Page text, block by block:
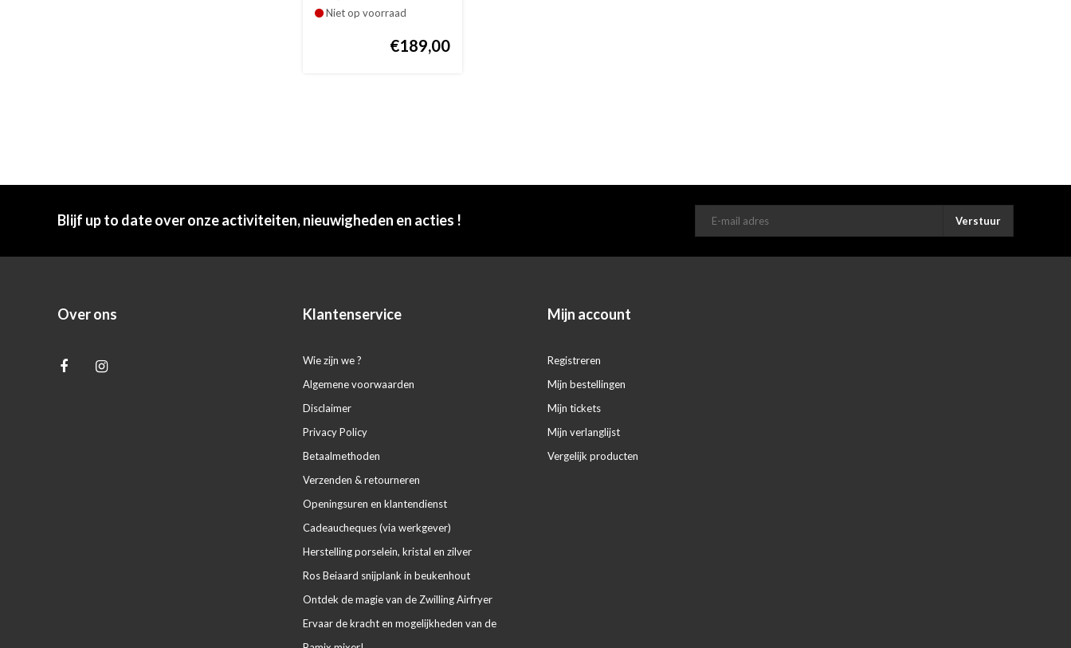
Gesc...
Niet op voorraad
€189,00
Blijf up to date over onze activiteiten, nieuwigheden en acties ! Verstuur
Over ons Klantenservice
Wie zijn we ?
Algemene voorwaarden
Disclaimer
Privacy Policy
Betaalmethoden
Verzenden & retourneren
Openingsuren en klantendienst
Cadeaucheques (via werkgever)
Herstelling porselein, kristal en zilver
Ros Beiaard snijplank in beukenhout
Ontdek de magie van de Zwilling Airfryer
Ervaar de kracht en mogelijkheden van de
Mijn account
Registreren
Mijn bestellingen
Mijn tickets
Mijn verlanglijst
Vergelijk producten